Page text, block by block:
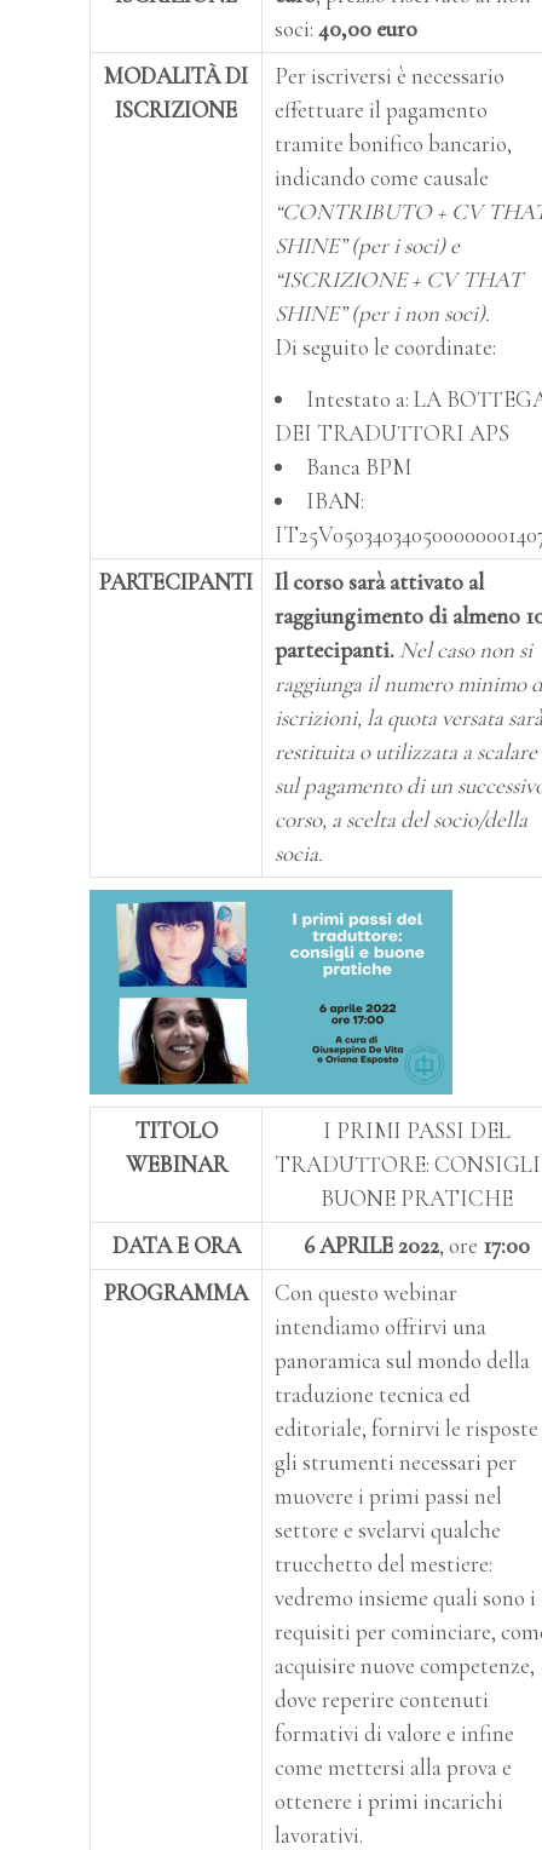
soci: 40,00 euro
MODALITÀDI
ISCRIZIONE
Per iscriversi è necessario
effettuare il pagamento
tramite bonifico bancario,
indicando come causale
“CONTRIBUTO + CV
SHINE” (per i soci) e
“ISCRIZIONE + CV THAT
SHINE” (per i non soci).
Di seguito le coordinate:
Intestato a: LA
DEI TRADUTTORI APS
Banca BPM
IBAN:
PARTECIPANTI
Il corso sarà attivato al
raggiungimento di almeno
partecipanti. Nel caso non si
raggiunga il numero minimo
iscrizioni, la quota versata sarà
restituita o utilizzata a scalare
sul pagamento di un
corso, a scelta del socio/della
socia.
TITOLO
WEBINAR
I PRIMI PASSI DEL
TRADUTTORE:
BUONE PRATICHE
DATA E ORA
6 APRILE 2022, ore 17:00
PROGRAMMA
Con questo webinar
intendiamo offrirvi una
panoramica sul mondo della
traduzione tecnica ed
editoriale, fornirvi le risposte
gli strumenti necessari per
muovere i primi passi nel
settore e svelarvi qualche
trucchetto del mestiere:
vedremo insieme quali sono i
requisiti per cominciare,
acquisire nuove competenze,
dove reperire contenuti
formativi di valore e infine
come mettersi alla prova e
ottenere i primi incarichi
lavorativi.